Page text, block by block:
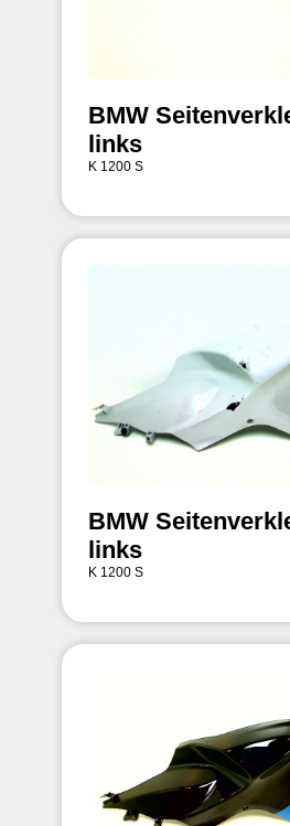
BMW
links
K 1200 S
BMW
links
K 1200 S